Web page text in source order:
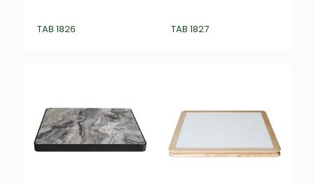
TAB 1826 TAB 1827